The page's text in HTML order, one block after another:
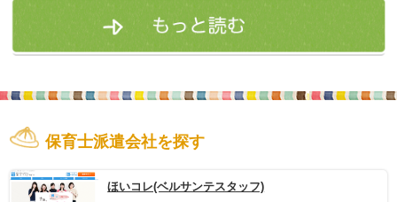
保育士派遣会社を探す
ほいコレ(ベルサンテスタッフ)